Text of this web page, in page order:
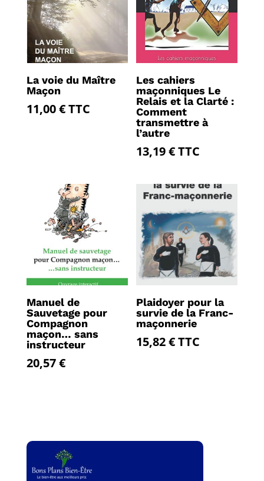
La voie du Maître
Maçon
11,00€TTC
Les cahiers
maçonniques Le
Relais et la Clarté :
Comment
transmettre à
l’autre
13,19€TTC
Manuel de
Sauvetage pour
Compagnon
maçon… sans
instructeur
20,57€
Plaidoyer pour la
survie de la Franc-
maçonnerie
15,82€TTC